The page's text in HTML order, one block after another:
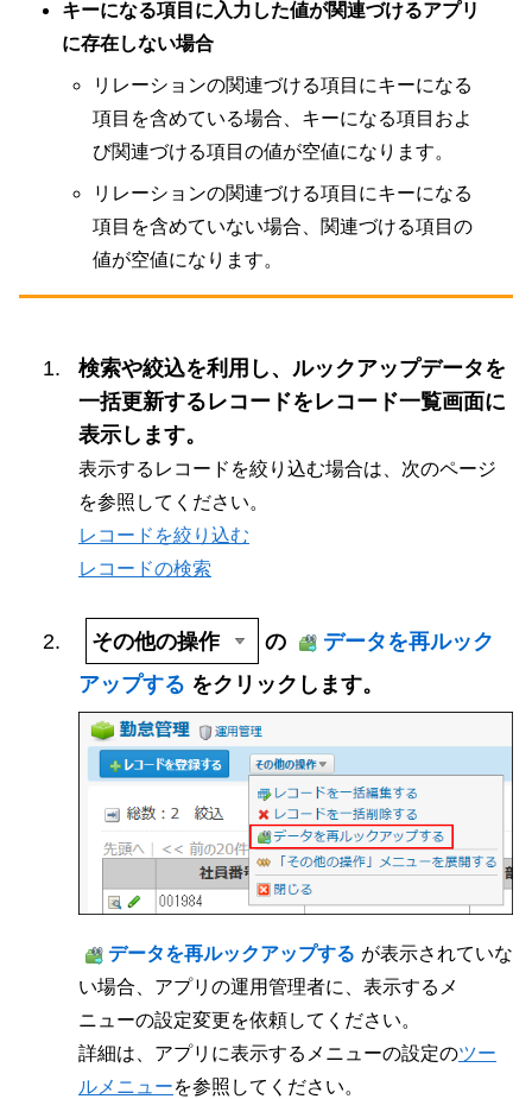
キーになる項目に入力した値が関連づけるアプリ
に存在しない場合
リレーションの関連づける項目にキーになる
項目を含めている場合、キーになる項目およ
び関連づける項目の値が空値になります。
リレーションの関連づける項目にキーになる
項目を含めていない場合、関連づける項目の
値が空値になります。
検索や絞込を利用し、ルックアップデータを
一括更新するレコードをレコード一覧画面に
表示します。
表示するレコードを絞り込む場合は、次のページ
を参照してください。
レコードを絞り込む
レコードの検索
その他の操作 の
データを再ルック
アップする をクリックします。
データを再ルックアップする が表示されていな
い場合、アプリの運用管理者に、表示するメ
ニューの設定変更を依頼してください。
詳細は、アプリに表示するメニューの設定のツー
ルメニューを参照してください。